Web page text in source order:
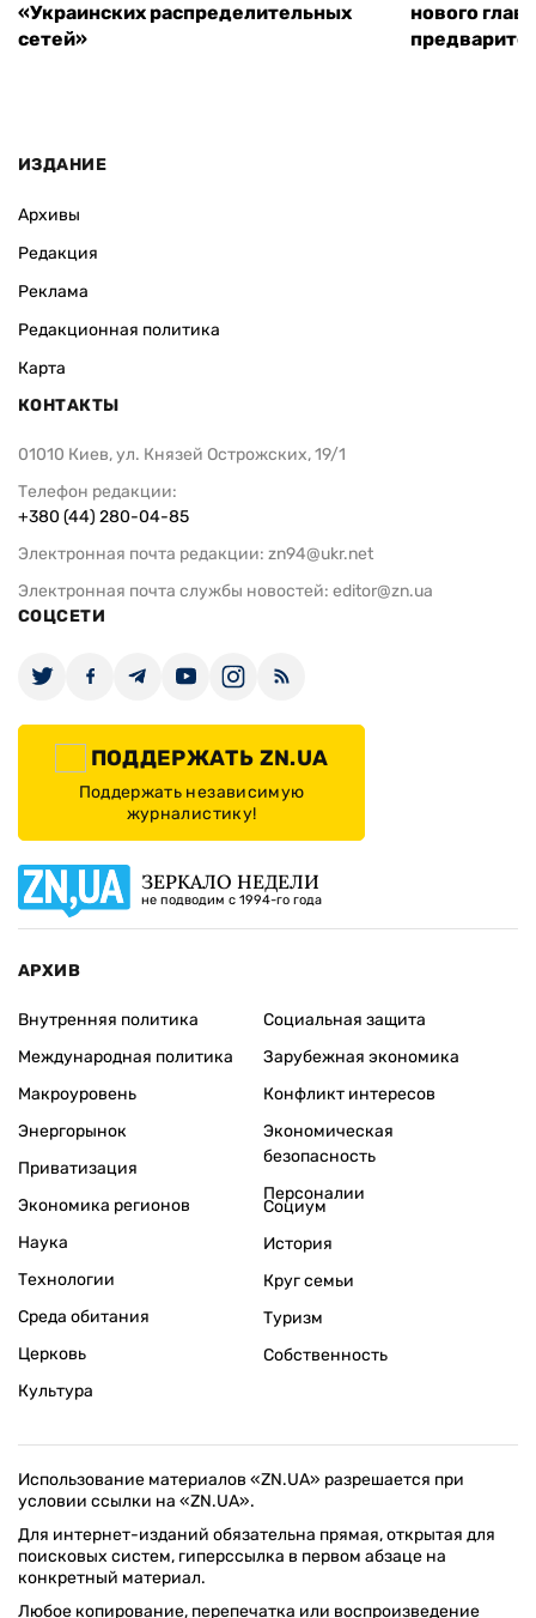
«Украинских распределительных
сетей»
нового
ИЗДАНИЕ
Архивы
Редакция
Реклама
Редакционная политика
Карта
КОНТАКТЫ
01010 Киев, ул. Князей Острожских, 19/1
Телефон редакции:
+380 (44) 280-04-85
Электронная почта редакции: zn94@ukr.net
Электронная почта службы новостей: editor@zn.ua
СОЦСЕТИ
ПОДДЕРЖАТЬ ZN.UA
Поддержать независимую
журналистику!
ЗЕРКАЛО НЕДЕЛИ
не подводим с 1994-го года
АРХИВ
Внутренняя политика
Международная политика
Макроуровень
Энергорынок
Приватизация
Экономика регионов
Социальная защита
Зарубежная экономика
Конфликт интересов
Экономическая
безопасность
Персоналии
Наука
Технологии
Среда обитания
Церковь
Культура
Социум
История
Круг семьи
Туризм
Собственность
Использование материалов «ZN.UA» разрешается при
условии ссылки на «ZN.UA».
Для интернет-изданий обязательна прямая, открытая для
поисковых систем, гиперссылка в первом абзаце на
конкретный материал.
Любое копирование, перепечатка или воспроизведение